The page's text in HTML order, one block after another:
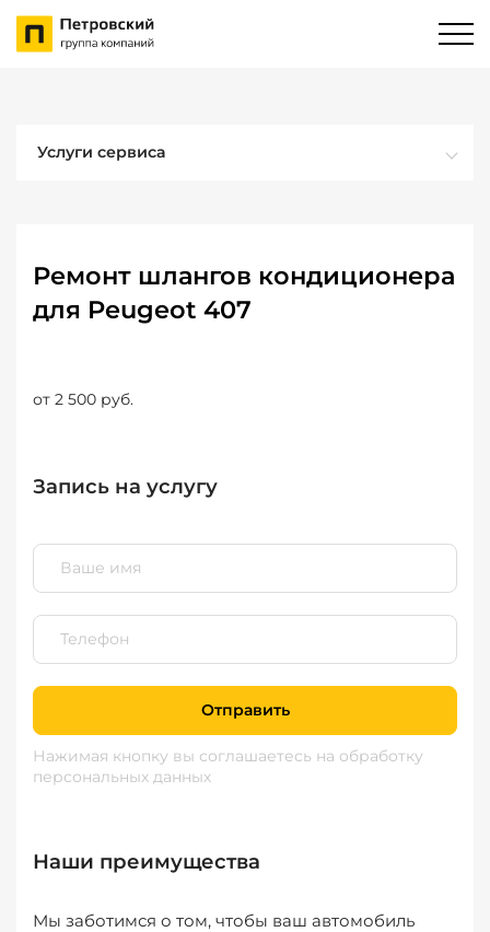
Услуги сервиса
Ремонт шлангов кондиционера
для Peugeot 407
от 2 500 руб.
Запись на услугу
Отправить
Нажимая кнопку вы соглашаетесь на обработку
персональных данных
Наши преимущества
Мы заботимся о том, чтобы ваш автомобиль